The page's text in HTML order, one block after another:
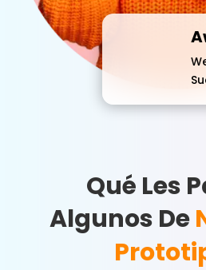
Qué Les
Algunos De